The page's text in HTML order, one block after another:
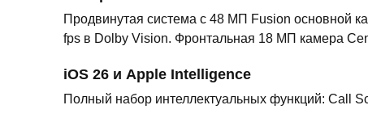
Продвинутая система с 48 МП Fusion основной
fps в Dolby Vision. Фронтальная 18 МП камера
iOS 26 и Apple Intelligence
Полный набор интеллектуальных функций: Call